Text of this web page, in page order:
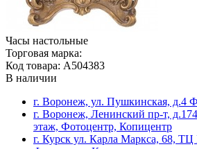
Часы настольные
Торговая марка:
Код товара: A504383
В наличии
г. Воронеж, ул. Пушкинская, д.4
г. Воронеж, Ленинский пр-т,
этаж, Фотоцентр, Копицентр
г. Курск ул. Карла Маркса, 68,